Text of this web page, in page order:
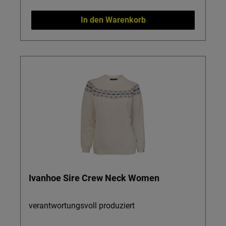
In den Warenkorb
Ivanhoe Sire Crew Neck Women
verantwortungsvoll produziert